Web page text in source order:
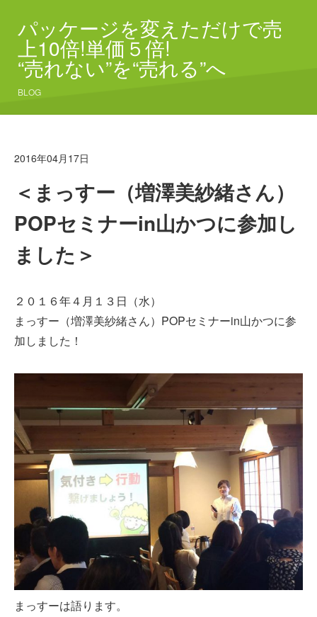
パッケージを変えただけで売
上10倍!単価５倍!
“売れない”を“売れる”へ
BLOG
2016年04月17日
＜まっすー（増澤美紗緒さん）
POPセミナーin山かつに参加し
ました＞
２０１６年４月１３日（水）
まっすー（増澤美紗緒さん）POPセミナーin山かつに参
加しました！
まっすーは語ります。